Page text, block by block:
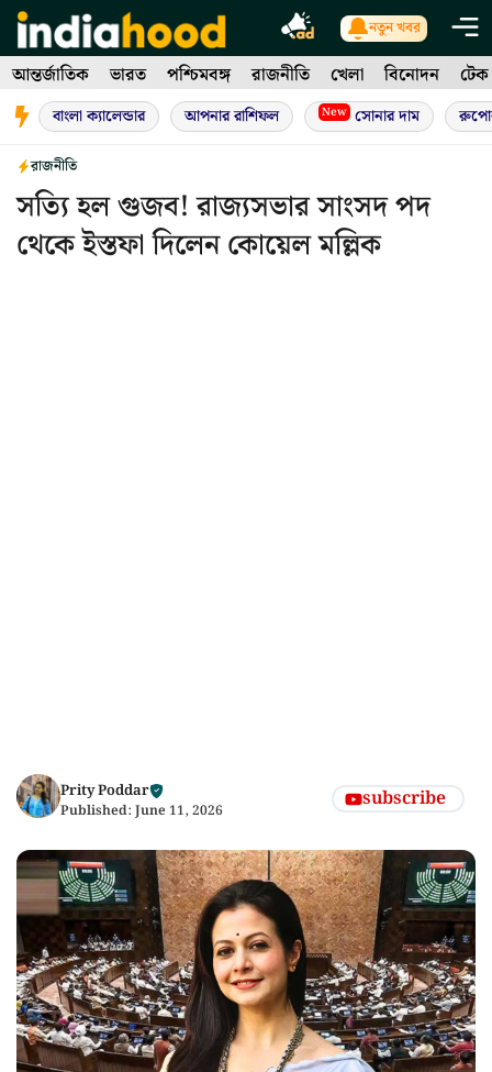
Skip
to
content
নতুন খবর
আন্তর্জাতিক ভারত পশ্চিমবঙ্গ রাজনীতি খেলা বিনোদন টেক
বাংলা ক্যালেন্ডার আপনার রাশিফল New সোনার দাম
রাজনীতি
সত্যি হল গুজব! রাজ্যসভার সাংসদ পদ
থেকে ইস্তফা দিলেন কোয়েল মল্লিক
Prity Poddar
Published: June 11, 2026 subscribe